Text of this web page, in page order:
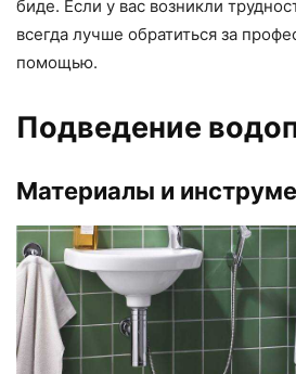
биде. Если у вас возникли
всегда лучше обратиться за
помощью.
Подведение
Материалы и